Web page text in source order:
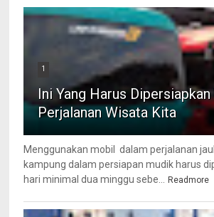
1
Ini Yang Harus Dipersiapkan
Perjalanan Wisata Kita
Menggunakan mobil dalam perjalanan
kampung dalam persiapan mudik harus
hari minimal dua minggu sebe...
Readmore